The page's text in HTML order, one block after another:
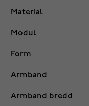
Material
Modul
Form
Armband
Armband bredd